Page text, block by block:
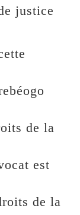
justice
de la
est
de la